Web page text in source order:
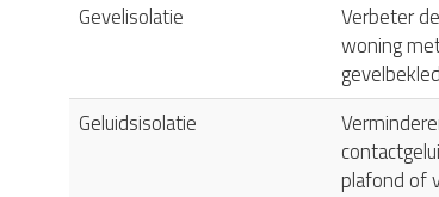
Gevelisolatie
Verbeter
woning
Geluidsisolatie
plafond of